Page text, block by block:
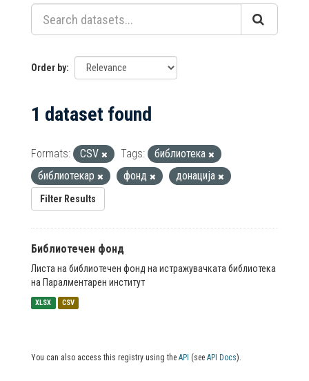
Order by
1 dataset found
Formats: CSV Tags:
библиотека
библиотекар
фонд донација
Filter Results
Библиотечен фонд
Листа на библиотечен фонд на истражувачката библиотека
на Паралментарен институт
XLSX CSV
You can also access this registry using the API (see API Docs).